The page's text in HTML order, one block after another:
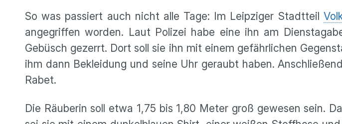
So was passiert auch nicht alle Tage: Im Leipziger Stadtteil
angegriffen worden. Laut Polizei habe eine ihn am
Gebüsch gezerrt. Dort soll sie ihn mit einem gefährlichen
ihm dann Bekleidung und seine Uhr geraubt haben.
Rabet.
Die Räuberin soll etwa 1,75 bis 1,80 Meter groß gewesen sein.